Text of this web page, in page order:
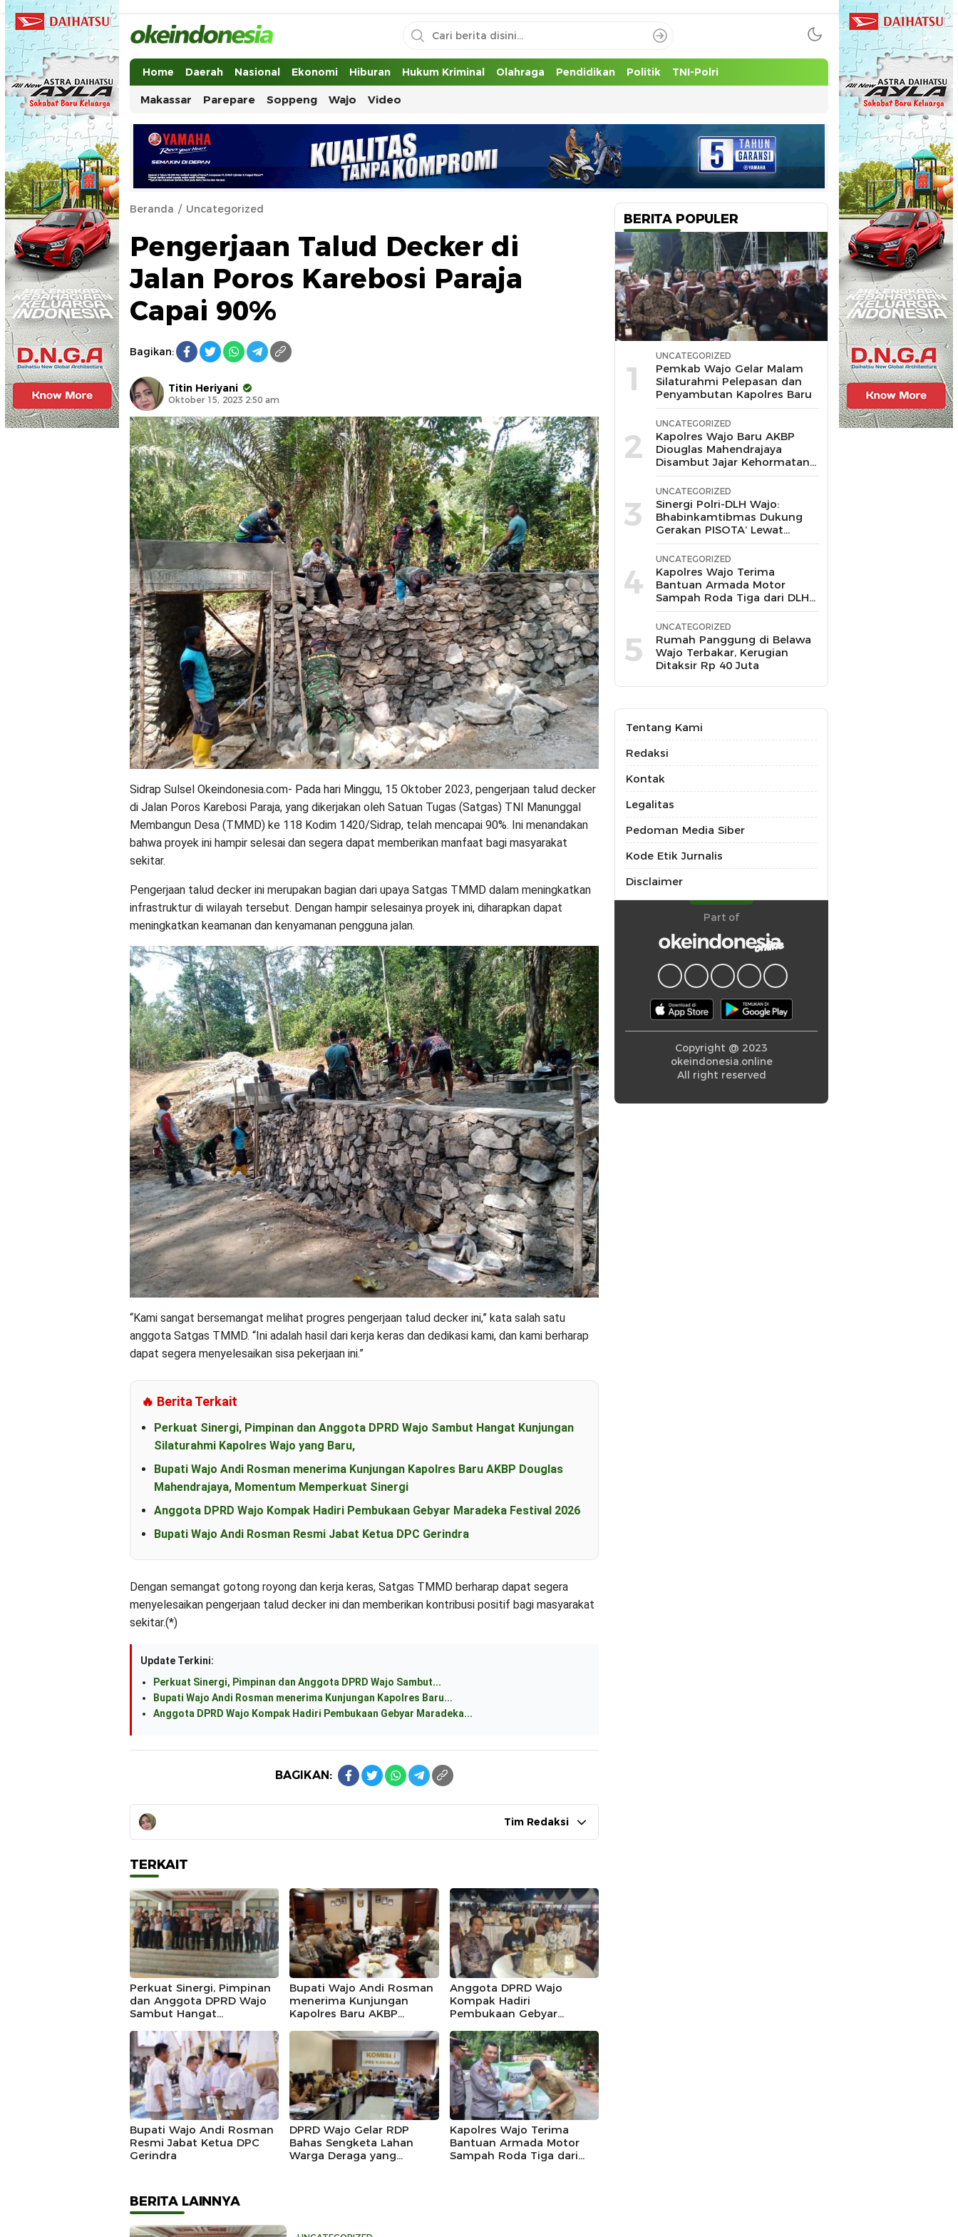
Okeindonesia.Online
Mengonlinekan Indonesia Secara Utuh
Home Daerah Nasional Ekonomi Hiburan Hukum Kriminal Olahraga Pendidikan Politik TNI-Polri
Makassar Parepare Soppeng Wajo Video
Beranda Uncategorized
Pengerjaan Talud Decker di
Jalan Poros Karebosi Paraja
Capai 90%
Bagikan:
Titin Heriyani
Oktober 15, 2023 2:50 am
Sidrap Sulsel Okeindonesia.com- Pada hari Minggu, 15 Oktober 2023, pengerjaan talud decker
di Jalan Poros Karebosi Paraja, yang dikerjakan oleh Satuan Tugas (Satgas) TNI Manunggal
Membangun Desa (TMMD) ke 118 Kodim 1420/Sidrap, telah mencapai 90%. Ini menandakan
bahwa proyek ini hampir selesai dan segera dapat memberikan manfaat bagi masyarakat
sekitar.
Pengerjaan talud decker ini merupakan bagian dari upaya Satgas TMMD dalam meningkatkan
infrastruktur di wilayah tersebut. Dengan hampir selesainya proyek ini, diharapkan dapat
meningkatkan keamanan dan kenyamanan pengguna jalan.
“Kami sangat bersemangat melihat progres pengerjaan talud decker ini,” kata salah satu
anggota Satgas TMMD. “Ini adalah hasil dari kerja keras dan dedikasi kami, dan kami berharap
dapat segera menyelesaikan sisa pekerjaan ini.”
🔥 Berita Terkait
Perkuat Sinergi, Pimpinan dan Anggota DPRD Wajo Sambut Hangat Kunjungan
Silaturahmi Kapolres Wajo yang Baru,
Bupati Wajo Andi Rosman menerima Kunjungan Kapolres Baru AKBP Douglas
Mahendrajaya, Momentum Memperkuat Sinergi
Anggota DPRD Wajo Kompak Hadiri Pembukaan Gebyar Maradeka Festival 2026
Bupati Wajo Andi Rosman Resmi Jabat Ketua DPC Gerindra
Dengan semangat gotong royong dan kerja keras, Satgas TMMD berharap dapat segera
menyelesaikan pengerjaan talud decker ini dan memberikan kontribusi positif bagi masyarakat
sekitar.(*)
Update Terkini:
Perkuat Sinergi, Pimpinan dan Anggota DPRD Wajo Sambut...
Bupati Wajo Andi Rosman menerima Kunjungan Kapolres Baru...
Anggota DPRD Wajo Kompak Hadiri Pembukaan Gebyar Maradeka...
BAGIKAN:
Tim Redaksi
TERKAIT
Perkuat Sinergi, Pimpinan
dan Anggota DPRD Wajo
Sambut Hangat
Kapolres Wajo yang Baru,
Bupati Wajo Andi Rosman
menerima Kunjungan
Kapolres Baru AKBP
Momentum Memperkuat
Anggota DPRD Wajo
Kompak Hadiri
Pembukaan Gebyar
Bupati Wajo Andi Rosman
Resmi Jabat Ketua DPC
Gerindra
DPRD Wajo Gelar RDP
Bahas Sengketa Lahan
Warga Deraga yang
Kapolres Wajo Terima
Bantuan Armada Motor
Sampah Roda Tiga dari
BERITA LAINNYA
BERITA POPULER
1
UNCATEGORIZED
Pemkab Wajo Gelar Malam
Silaturahmi Pelepasan dan
Penyambutan Kapolres Baru
2
UNCATEGORIZED
Kapolres Wajo Baru AKBP
Diouglas Mahendrajaya
Disambut Jajar Kehormatan
dan Tari Padduppa
3
UNCATEGORIZED
Sinergi Polri-DLH Wajo:
Bhabinkamtibmas Dukung
Gerakan PISOTA’ Lewat
Motor Sampah
4
UNCATEGORIZED
Kapolres Wajo Terima
Bantuan Armada Motor
Sampah Roda Tiga dari DLH
untuk Dukung Gerakan
Peduli Lingkungan
5
UNCATEGORIZED
Rumah Panggung di Belawa
Wajo Terbakar, Kerugian
Ditaksir Rp 40 Juta
Tentang Kami
Redaksi
Kontak
Legalitas
Pedoman Media Siber
Kode Etik Jurnalis
Disclaimer
Part of
Copyright @ 2023
okeindonesia.online
All right reserved